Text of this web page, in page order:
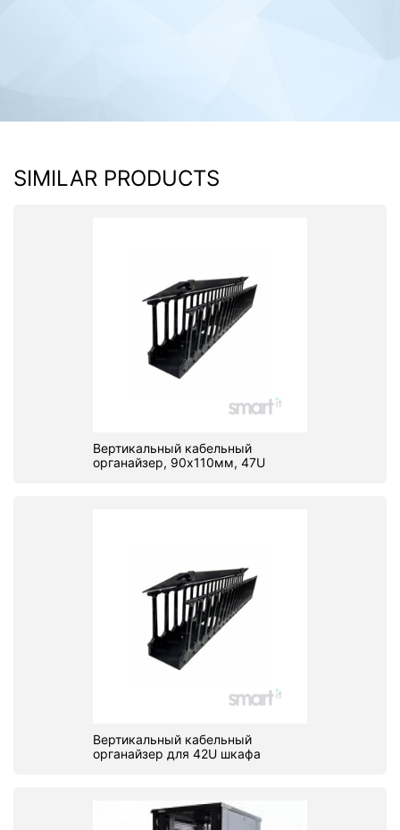
SIMILAR PRODUCTS
Вертикальный кабельный
органайзер, 90х110мм, 47U
Вертикальный кабельный
органайзер для 42U шкафа